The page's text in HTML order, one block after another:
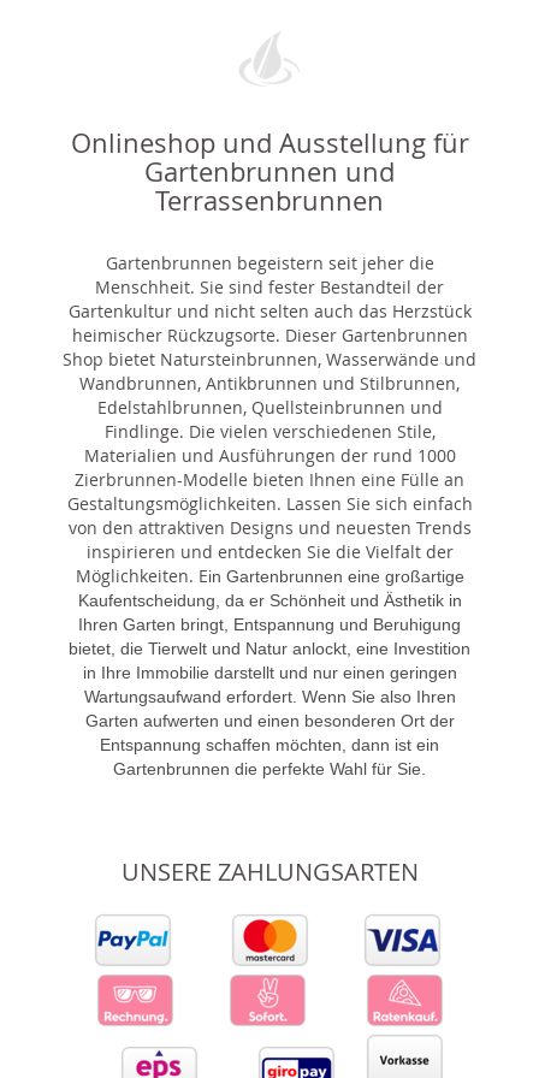
Onlineshop und Ausstellung für
Gartenbrunnen und
Terrassenbrunnen
Gartenbrunnen begeistern seit jeher die
Menschheit. Sie sind fester Bestandteil der
Gartenkultur und nicht selten auch das Herzstück
heimischer Rückzugsorte. Dieser Gartenbrunnen
Shop bietet Natursteinbrunnen, Wasserwände und
Wandbrunnen, Antikbrunnen und Stilbrunnen,
Edelstahlbrunnen, Quellsteinbrunnen und
Findlinge. Die vielen verschiedenen Stile,
Materialien und Ausführungen der rund 1000
Zierbrunnen-Modelle bieten Ihnen eine Fülle an
Gestaltungsmöglichkeiten. Lassen Sie sich einfach
von den attraktiven Designs und neuesten Trends
inspirieren und entdecken Sie die Vielfalt der
Möglichkeiten. Ein Gartenbrunnen eine großartige
Kaufentscheidung, da er Schönheit und Ästhetik in
Ihren Garten bringt, Entspannung und Beruhigung
bietet, die Tierwelt und Natur anlockt, eine Investition
in Ihre Immobilie darstellt und nur einen geringen
Wartungsaufwand erfordert. Wenn Sie also Ihren
Garten aufwerten und einen besonderen Ort der
Entspannung schaffen möchten, dann ist ein
Gartenbrunnen die perfekte Wahl für Sie.
UNSERE ZAHLUNGSARTEN